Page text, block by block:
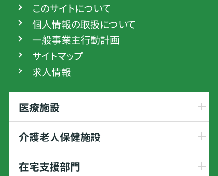
このサイトについて
個人情報の取扱について
一般事業主行動計画
サイトマップ
求人情報
医療施設
介護老人保健施設
在宅支援部門